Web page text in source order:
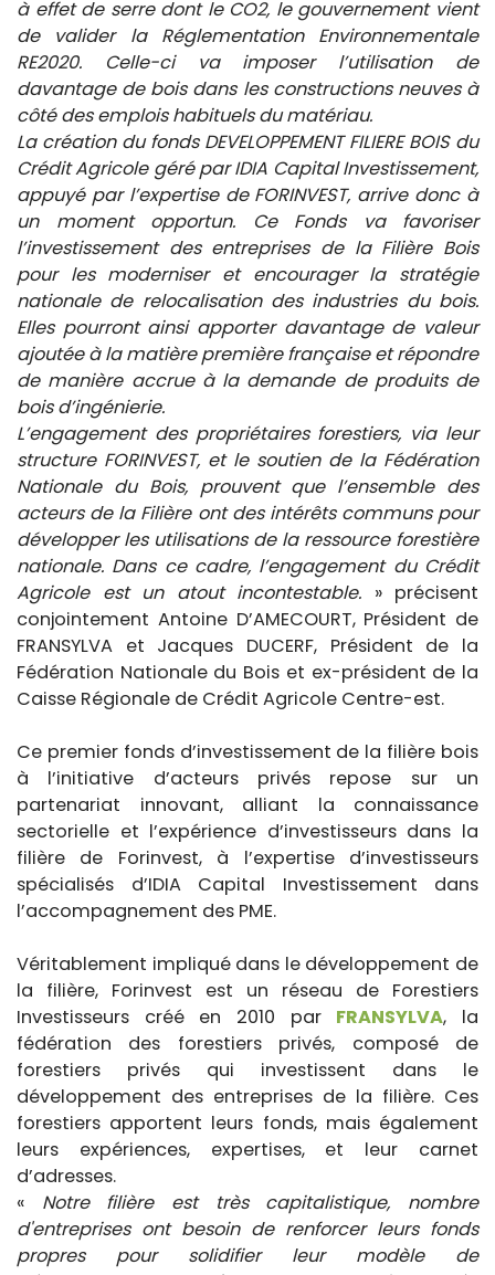
à effet de serre dont le CO2, le gouvernement vient
de valider la Réglementation Environnementale
RE2020. Celle-ci va imposer l’utilisation de
davantage de bois dans les constructions neuves à
côté des emplois habituels du matériau.
La création du fonds DEVELOPPEMENT FILIERE BOIS du
Crédit Agricole géré par IDIA Capital Investissement,
appuyé par l’expertise de FORINVEST, arrive donc à
un moment opportun. Ce Fonds va favoriser
l’investissement des entreprises de la Filière Bois
pour les moderniser et encourager la stratégie
nationale de relocalisation des industries du bois.
Elles pourront ainsi apporter davantage de valeur
ajoutée à la matière première française et répondre
de manière accrue à la demande de produits de
bois d’ingénierie.
L’engagement des propriétaires forestiers, via leur
structure FORINVEST, et le soutien de la Fédération
Nationale du Bois, prouvent que l’ensemble des
acteurs de la Filière ont des intérêts communs pour
développer les utilisations de la ressource forestière
nationale. Dans ce cadre, l’engagement du Crédit
Agricole est un atout incontestable. » précisent
conjointement Antoine D’AMECOURT, Président de
FRANSYLVA et Jacques DUCERF, Président de la
Fédération Nationale du Bois et ex-président de la
Caisse Régionale de Crédit Agricole Centre-est.
Ce premier fonds d’investissement de la filière bois
à l’initiative d’acteurs privés repose sur un
partenariat innovant, alliant la connaissance
sectorielle et l’expérience d’investisseurs dans la
filière de Forinvest, à l’expertise d’investisseurs
spécialisés d’IDIA Capital Investissement dans
l’accompagnement des PME.
Véritablement impliqué dans le développement de
la filière, Forinvest est un réseau de Forestiers
Investisseurs créé en 2010 par FRANSYLVA, la
fédération des forestiers privés, composé de
forestiers privés qui investissent dans le
développement des entreprises de la filière. Ces
forestiers apportent leurs fonds, mais également
leurs expériences, expertises, et leur carnet
d’adresses.
« Notre filière est très capitalistique, nombre
d'entreprises ont besoin de renforcer leurs fonds
propres pour solidifier leur modèle de